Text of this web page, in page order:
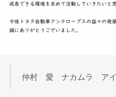
仲村 愛 ナカムラ アイ